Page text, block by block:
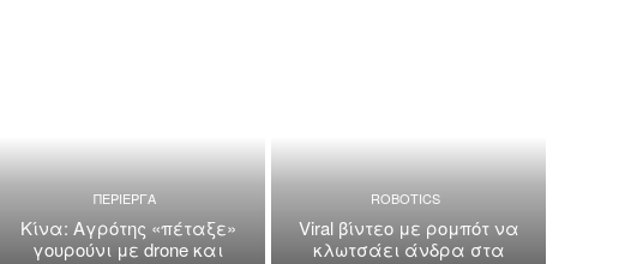
ΠΕΡΙΕΡΓΑ
Κίνα: Αγρότης «πέταξε»
γουρούνι με drone και
ROBOTICS
Viral βίντεο με ρομπότ να
κλωτσάει άνδρα στα